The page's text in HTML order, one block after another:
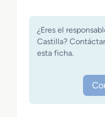
¿Eres el
Castilla?
esta ficha.